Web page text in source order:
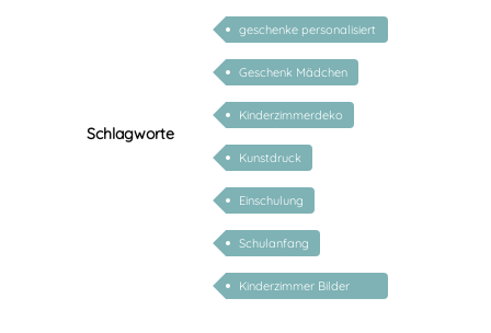
Schlagworte
geschenke personalisiert
kinder
Geschenk Mädchen
Kinderzimmerdeko
Kunstdruck
Einschulung
Schulanfang
Kinderzimmer Bilder